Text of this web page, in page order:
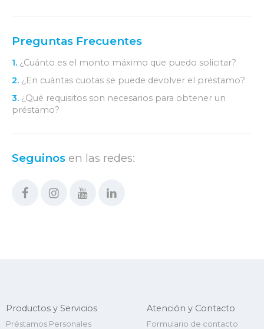
Preguntas Frecuentes
1. ¿Cuánto es el monto máximo que puedo solicitar?
2. ¿En cuántas cuotas se puede devolver el préstamo?
3. ¿Qué requisitos son necesarios para obtener un
préstamo?
Seguinos en las redes:
Productos y Servicios
Préstamos Personales
Atención y Contacto
Formulario de contacto